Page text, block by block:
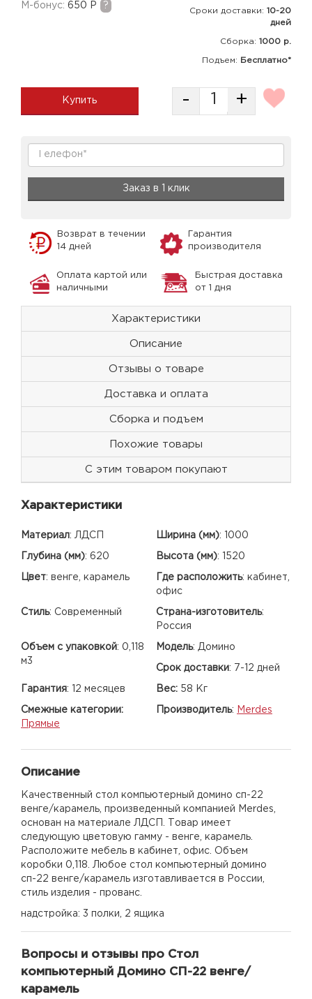
M-бонус: 650 Р ?
Сроки доставки: 10-20
дней
Сборка: 1000 р.
Подъем: Бесплатно*
Купить - +
Заказ в 1 клик
Возврат в течении
14 дней
Гарантия
производителя
Оплата картой или
наличными
Быстрая доставка
от 1 дня
Характеристики
Описание
Отзывы о товаре
Доставка и оплата
Сборка и подъем
Похожие товары
С этим товаром покупают
Характеристики
Материал: ЛДСП Ширина (мм): 1000
Глубина (мм): 620 Высота (мм): 1520
Цвет: венге, карамель Где расположить: кабинет,
офис
Стиль: Современный Страна-изготовитель:
Россия
Объем с упаковкой: 0,118
м3
Модель: Домино
Срок доставки: 7-12 дней
Гарантия: 12 месяцев Вес: 58 Кг
Смежные категории:
Прямые
Производитель: Merdes
Описание
Качественный стол компьютерный домино сп-22
венге/карамель, произведенный компанией Merdes,
основан на материале ЛДСП. Товар имеет
следующую цветовую гамму - венге, карамель.
Расположите мебель в кабинет, офис. Объем
коробки 0,118. Любое стол компьютерный домино
сп-22 венге/карамель изготавливается в России,
стиль изделия - прованс.
надстройка: 3 полки, 2 ящика
Вопросы и отзывы про Стол
компьютерный Домино СП-22 венге/
карамель